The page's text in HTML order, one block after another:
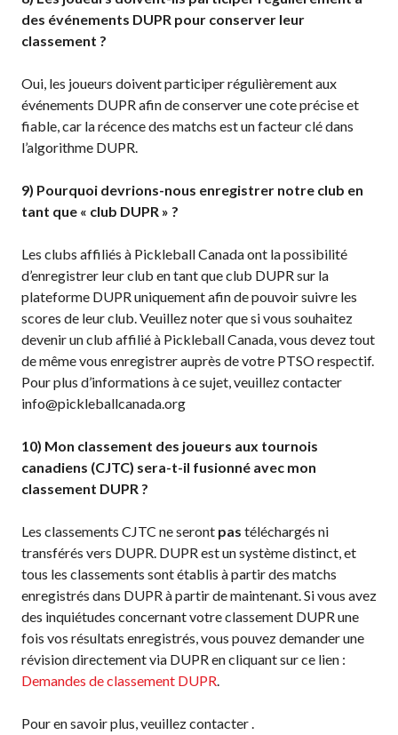
Compléments
Partenaires nationaux
numériques/logicielles
des événements DUPR pour conserver leur
classement ?
Oui, les joueurs doivent participer régulièrement aux
événements DUPR afin de conserver une cote précise et
fiable, car la récence des matchs est un facteur clé dans
l’algorithme DUPR.
9) Pourquoi devrions-nous enregistrer notre club en
tant que « club DUPR » ?
Les clubs affiliés à Pickleball Canada ont la possibilité
d’enregistrer leur club en tant que club DUPR sur la
plateforme DUPR uniquement afin de pouvoir suivre les
scores de leur club. Veuillez noter que si vous souhaitez
devenir un club affilié à Pickleball Canada, vous devez tout
de même vous enregistrer auprès de votre PTSO respectif.
Pour plus d’informations à ce sujet, veuillez contacter
info@pickleballcanada.org
10) Mon classement des joueurs aux tournois
canadiens (CJTC) sera-t-il fusionné avec mon
classement DUPR ?
Les classements CJTC ne seront pas téléchargés ni
transférés vers DUPR. DUPR est un système distinct, et
tous les classements sont établis à partir des matchs
enregistrés dans DUPR à partir de maintenant. Si vous avez
des inquiétudes concernant votre classement DUPR une
fois vos résultats enregistrés, vous pouvez demander une
révision directement via DUPR en cliquant sur ce lien :
Demandes de classement DUPR.
Pour en savoir plus, veuillez contacter .